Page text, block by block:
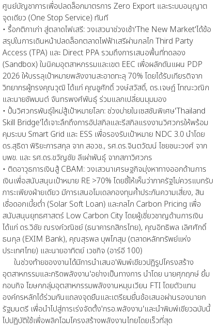
ศูนย์บัญชาการเพื่อปลดล็อกมาตรการ Zero Export และระบบอนุญาต
จุดเดียว (One Stop Service) ทันที
• รื้อกติกาเก่า สู่ตลาดไฟเสรี: วงเสวนาช่วงเช้า'The New Market'ได้ข้อ
สรุปในการเดินหน้าปลดล็อกตลาดไฟฟ้าเสรีผ่านกลไก Third Party
Access (TPA) และ Direct PPA รวมถึงการเสนอพื้นที่ทดลอง
(Sandbox) ในนิคมอุตสาหกรรมและเขต EEC เพื่อผลักดันแผน PDP
2026 ให้บรรลุเป้าหมายพลังงานสะอาดทะลุ 70% โดยได้รับเกียรติจาก
วิทยากรผู้ทรงคุณวุฒิ ได้แก่ คุณชูศักดิ์ วงษ์สวัสดิ์, ดร.เจษฎ์ โทณะวณิก
และนายชัพมนต์ จันทรพงศ์พันธุ์ ร่วมแลกเปลี่ยนมุมมอง
• ปั้นวิศวกรพันธุ์ใหม่สู้เป้าหมายโลก: ช่วงบ่ายในเซสชันพิเศษ'Thailand
Skill Bridge'ได้เจาะลึกถึงการอัปสกิลและรีสกิลแรงงานวิศวกรให้พร้อม
คุมระบบ Smart Grid และ ESS เพื่อรองรับเป้าหมาย NDC 3.0 นำโดย
ดร.สุธิดา พิริยะการสกุล จาก สอวช., รศ.ดร.จินตวัฒน์ ไชยชนะวงศ์ จาก
บพข. และ รศ.ดร.ขวัญชัย ลีเผ่าพันธุ์ จากสภาวิศวกร
• ติดอาวุธการเงินสู้ CBAM: วงเสวนาเศรษฐกิจมุ่งหาทางออกด้านการ
เงินเพื่อสนับสนุนเป้าหมาย RE >70% โดยชี้ให้เห็นว่าภาครัฐไม่ควรแบกรับ
ภาระเพียงฝ่ายเดียว มีการเสนอโมเดลกองทุนค้ำประกันความเสี่ยง, สิน
เชื่อดอกเบี้ยต่ำ (Solar Soft Loan) และกลไก Carbon Pricing เพื่อ
สนับสนุนยุทธศาสตร์ Low Carbon City โดยผู้เชี่ยวชาญด้านการเงิน
ได้แก่ ดร.วิชัย ณรงค์วณิชย์ (ธนาคารกสิกรไทย), คุณอิทธิพล เลิศศักดิ์
ธนกุล (EXIM Bank), คุณสุรพล บุพโกสุม (ตลาดหลักทรัพย์แห่ง
ประเทศไทย) และนายอาทิตย์ เวชกิจ (อาร์อี 100)
ในช่วงท้ายของงานได้มีการนำเสนอ'พิมพ์เขียวปฏิรูปโครงสร้าง
อุตสาหกรรมและกริดพลังงาน'อย่างเป็นทางการ นำโดย นายศุภฤกษ์ ยิ้ม
กอบกิจ โฆษกกลุ่มอุตสาหกรรมพลังงานหมุนเวียน FTI โดยตัวแทน
องค์กรหลักได้ร่วมกันแถลงจุดยืนและเตรียมยื่นข้อเสนอผ่านรองนายก
รัฐมนตรี เพื่อนำไปสู่การเร่งจัดตั้ง'กรอ.พลังงาน'และนำพิมพ์เขียวฉบับนี้
ไปปฏิบัติใช้เพื่อพลิกโฉมโครงสร้างพลังงานไทยโดยเร็วที่สุด